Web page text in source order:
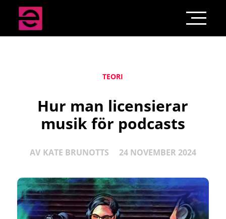
TEORI
Hur man licensierar
musik för podcasts
AV KATE BRUNOTTS 24 NOVEMBER 2024